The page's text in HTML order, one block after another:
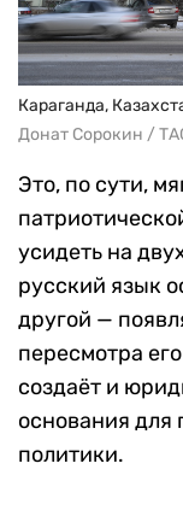
Караганда,
Донат Сорокин /
Это, по сути,
усидеть на
русский язык
другой —
пересмотра
создаёт и
основания для
политики.